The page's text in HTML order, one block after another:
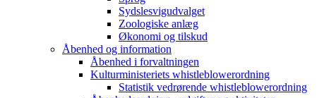
Sydslesvigudvalget
Zoologiske anlæg
Økonomi og tilskud
Åbenhed og information
Åbenhed i forvaltningen
Kulturministeriets whistleblowerordning
Statistik vedrørende whistleblowerordning